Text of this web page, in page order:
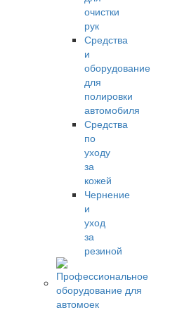
очистки
рук
Средства
и
оборудование
для
полировки
автомобиля
Средства
по
уходу
за
кожей
Чернение
и
уход
за
резиной